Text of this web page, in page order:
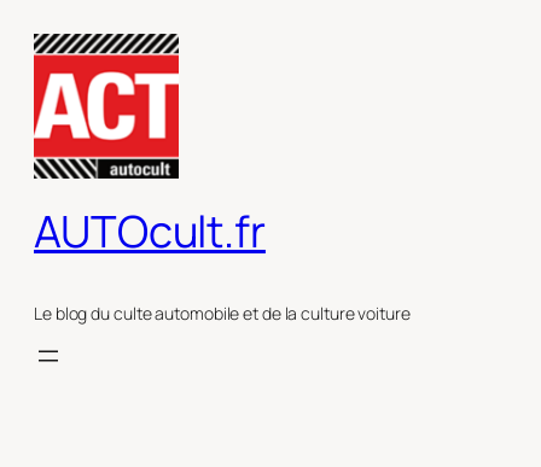
contenu
AUTOcult.fr
Le blog du culte automobile et de la culture voiture